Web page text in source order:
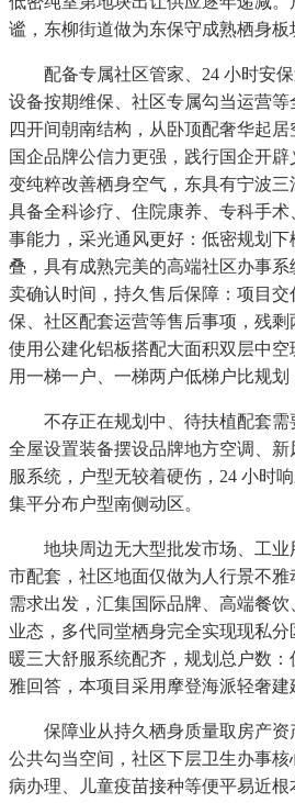
谧，东柳街道做为东保守成熟栖身板
配备专属社区管家、24 小时安保
设备按期维保、社区专属勾当运营等
四开间朝南结构，从卧顶配奢华起居
国企品牌公信力更强，践行国企开
变纯粹改善栖身空气，东具有宁波三
具备全科诊疗、住院康养、专科手
事能力，采光通风更好：低密规划
叠，具有成熟完美的高端社区办事
卖确认时间，持久售后保障：项目
保、社区配套运营等售后事项，残
使用公建化铝板搭配大面积双层中
用一梯一户、一梯两户低梯户比规划
不存正在规划中、待扶植配套需
全屋设置装备摆设品牌地方空调、
服系统，户型无较着硬伤，24 小时
集平分布户型南侧动区。
地块周边无大型批发市场、工业
市配套，社区地面仅做为人行景不
需求出发，汇集国际品牌、高端餐
业态，多代同堂栖身完全实现现私
暖三大舒服系统配齐，规划总户数：
雅回答，本项目采用摩登海派轻奢建
保障业从持久栖身质量取房产资
公共勾当空间，社区下层卫生办事
病办理、儿童疫苗接种等便平易近